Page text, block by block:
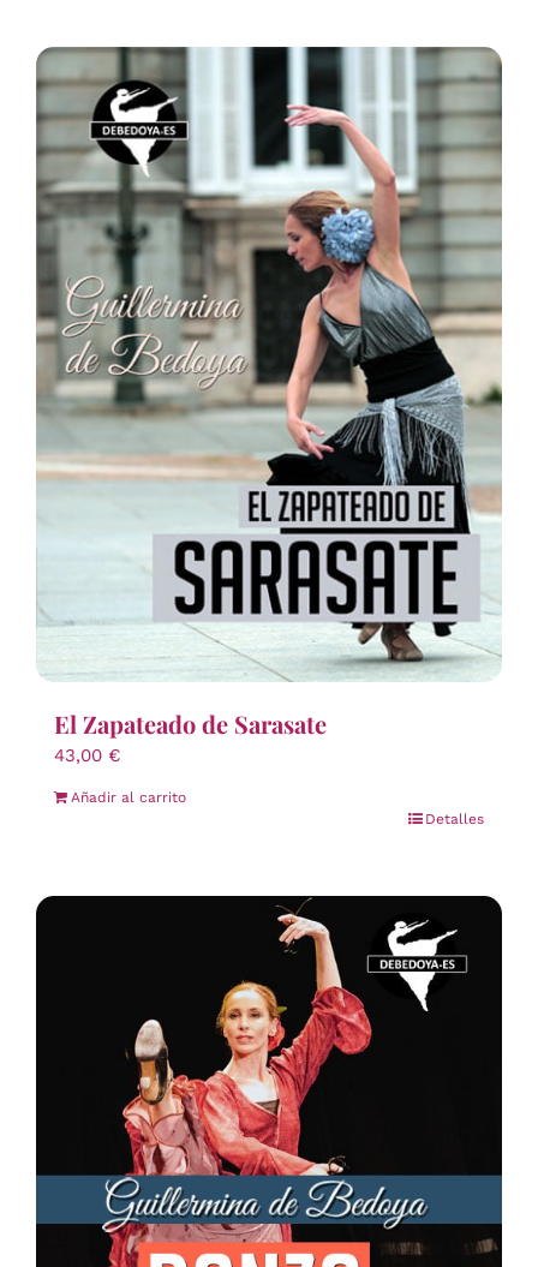
El Zapateado de Sarasate
43,00 €
Añadir al carrito
Detalles